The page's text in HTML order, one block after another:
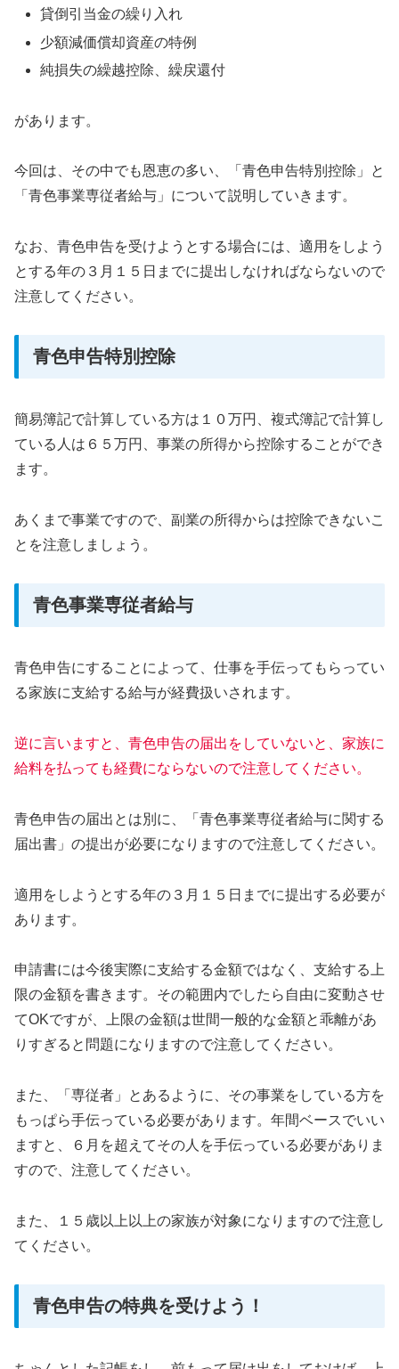
貸倒引当金の繰り入れ
少額減価償却資産の特例
純損失の繰越控除、繰戻還付
があります。
今回は、その中でも恩恵の多い、「青色申告特別控除」と
「青色事業専従者給与」について説明していきます。
なお、青色申告を受けようとする場合には、適用をしよう
とする年の３月１５日までに提出しなければならないので
注意してください。
青色申告特別控除
簡易簿記で計算している方は１０万円、複式簿記で計算し
ている人は６５万円、事業の所得から控除することができ
ます。
あくまで事業ですので、副業の所得からは控除できないこ
とを注意しましょう。
青色事業専従者給与
青色申告にすることによって、仕事を手伝ってもらってい
る家族に支給する給与が経費扱いされます。
逆に言いますと、青色申告の届出をしていないと、家族に
給料を払っても経費にならないので注意してください。
青色申告の届出とは別に、「青色事業専従者給与に関する
届出書」の提出が必要になりますので注意してください。
適用をしようとする年の３月１５日までに提出する必要が
あります。
申請書には今後実際に支給する金額ではなく、支給する上
限の金額を書きます。その範囲内でしたら自由に変動させ
てOKですが、上限の金額は世間一般的な金額と乖離があ
りすぎると問題になりますので注意してください。
また、「専従者」とあるように、その事業をしている方を
もっぱら手伝っている必要があります。年間ベースでいい
ますと、６月を超えてその人を手伝っている必要がありま
すので、注意してください。
また、１５歳以上以上の家族が対象になりますので注意し
てください。
青色申告の特典を受けよう！